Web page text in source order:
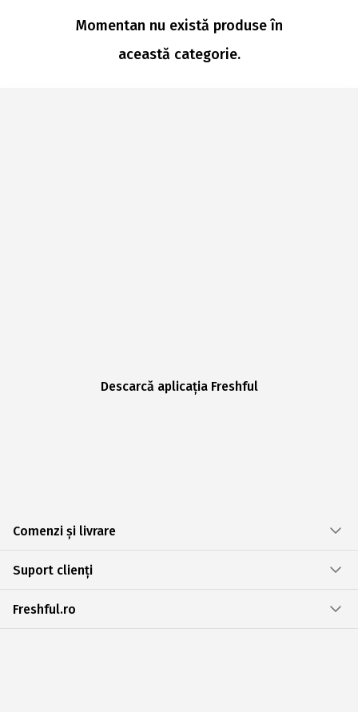
Momentan nu există produse în
această categorie.
Descarcă aplicația Freshful
Comenzi și livrare
Suport clienți
Freshful.ro